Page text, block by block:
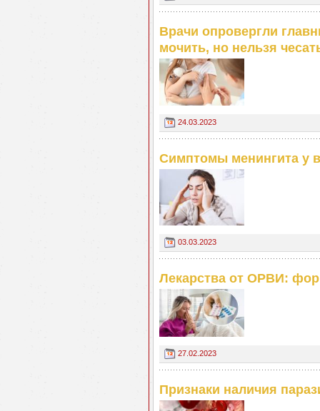
Врачи опровергли
мочить, но нельзя
24.03.2023
Симптомы менингита у
03.03.2023
Лекарства от ОРВИ:
27.02.2023
Признаки наличия